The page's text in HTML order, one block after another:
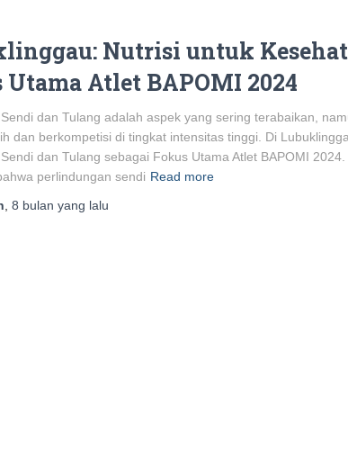
Nutrisi untuk
Utama Atlet BAPOMI 2024
dan Tulang adalah aspek yang sering terabaikan,
dan berkompetisi di tingkat intensitas tinggi. Di
dan Tulang sebagai Fokus Utama Atlet BAPOMI
perlindungan sendi Read more
8 bulan yang lalu